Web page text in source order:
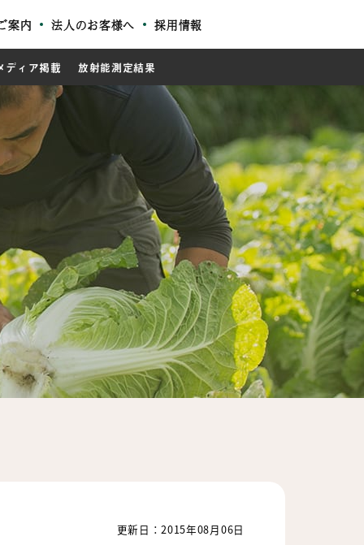
案内 法人のお客様へ 採用情報
ディア掲載 放射能測定結果
更新日：2015年08月06日